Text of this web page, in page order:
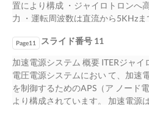
置により構成 ・ジャイロトロンへ
力 ・運転周波数は直流から5KHz
用、アノード電極放電用、 ボディ
電圧スイッチ部 ・直流高電圧電源
ード電極へ ・高電圧スイッチ部は
御する 高電圧スイッチ部を介して
ためのアノード電極へ高速・高電
る直流高電圧電源と、ボディ電源
Page11 スライド番号 11
加速電源システム 概要 ITERジャ
電圧電源システムにおい て、加速
を制御するためのAPS（ア ノード
より構成されています。 加速電源